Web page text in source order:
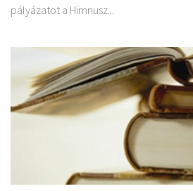
pályázatot a Himnusz...